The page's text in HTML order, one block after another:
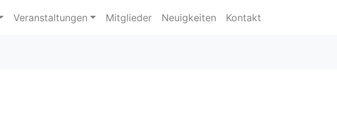
Veranstaltungen Mitglieder Neuigkeiten Kontakt